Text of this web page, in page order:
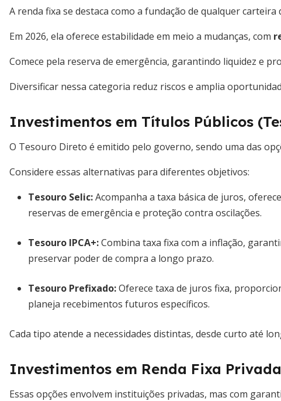
A renda fixa se destaca como a fundação de qualquer
Em 2026, ela oferece estabilidade em meio a mudanças, com
Comece pela reserva de emergência, garantindo liquidez e
Diversificar nessa categoria reduz riscos e amplia
Investimentos em Títulos Públicos
O Tesouro Direto é emitido pelo governo, sendo uma das
Considere essas alternativas para diferentes objetivos:
Tesouro Selic:Acompanha a taxa básica de juros,
reservas de emergência e proteção contra oscilações.
Tesouro IPCA+:Combina taxa fixa com a inflação,
preservar poder de compra a longo prazo.
Tesouro Prefixado:Oferece taxa de juros fixa,
planeja recebimentos futuros específicos.
Cada tipo atende a necessidades distintas, desde curto até
Investimentos em Renda Fixa Privada
Essas opções envolvem instituições privadas, mas com